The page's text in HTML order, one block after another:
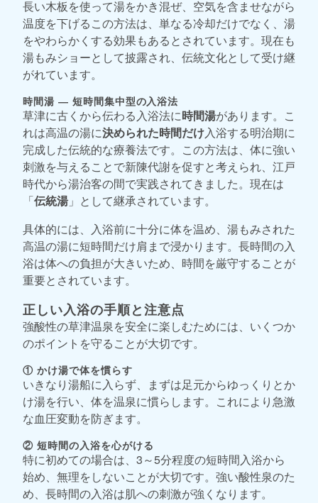
長い木板を使って湯をかき混ぜ、空気を含ませながら
温度を下げるこの方法は、単なる冷却だけでなく、湯
をやわらかくする効果もあるとされています。現在も
湯もみショーとして披露され、伝統文化として受け継
がれています。
時間湯 ― 短時間集中型の入浴法
草津に古くから伝わる入浴法に時間湯があります。こ
れは高温の湯に決められた時間だけ入浴する明治期に
完成した伝統的な療養法です。この方法は、体に強い
刺激を与えることで新陳代謝を促すと考えられ、江戸
時代から湯治客の間で実践されてきました。現在は
「伝統湯 」として継承されています。
具体的には、入浴前に十分に体を温め、湯もみされた
高温の湯に短時間だけ肩まで浸かります。長時間の入
浴は体への負担が大きいため、時間を厳守することが
重要とされています。
正しい入浴の手順と注意点
強酸性の草津温泉を安全に楽しむためには、いくつか
のポイントを守ることが大切です。
① かけ湯で体を慣らす
いきなり湯船に入らず、まずは足元からゆっくりとか
け湯を行い、体を温泉に慣らします。これにより急激
な血圧変動を防ぎます。
② 短時間の入浴を心がける
特に初めての場合は、3～5分程度の短時間入浴から
始め、無理をしないことが大切です。強い酸性泉のた
め、長時間の入浴は肌への刺激が強くなります。